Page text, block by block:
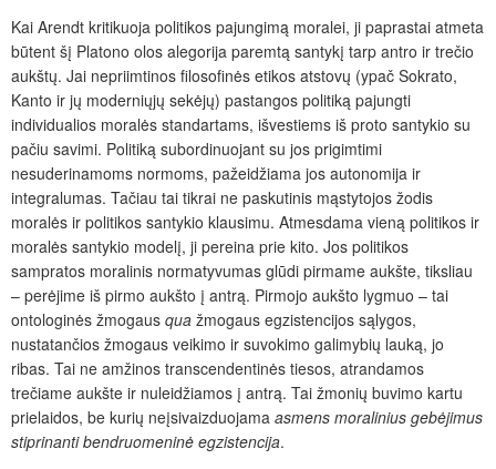
Kai Arendt kritikuoja politikos pajungimą moralei, ji paprastai atmeta
būtent šį Platono olos alegorija paremtą santykį tarp antro ir trečio
aukštų. Jai nepriimtinos filosofinės etikos atstovų (ypač Sokrato,
Kanto ir jų moderniųjų sekėjų) pastangos politiką pajungti
individualios moralės standartams, išvestiems iš proto santykio su
pačiu savimi. Politiką subordinuojant su jos prigimtimi
nesuderinamoms normoms, pažeidžiama jos autonomija ir
integralumas. Tačiau tai tikrai ne paskutinis mąstytojos žodis
moralės ir politikos santykio klausimu. Atmesdama vieną politikos ir
moralės santykio modelį, ji pereina prie kito. Jos politikos
sampratos moralinis normatyvumas glūdi pirmame aukšte, tiksliau
– perėjime iš pirmo aukšto į antrą. Pirmojo aukšto lygmuo – tai
ontologinės žmogaus qua žmogaus egzistencijos sąlygos,
nustatančios žmogaus veikimo ir suvokimo galimybių lauką, jo
ribas. Tai ne amžinos transcendentinės tiesos, atrandamos
trečiame aukšte ir nuleidžiamos į antrą. Tai žmonių buvimo kartu
prielaidos, be kurių neįsivaizduojama asmens moralinius gebėjimus
stiprinanti bendruomeninė egzistencija.